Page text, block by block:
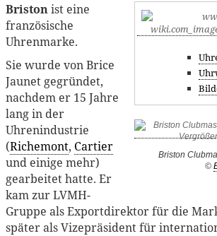
Briston
©
Bristonist eine
französische
Uhrenmarke.
Sie wurde von Brice
Jaunet gegründet,
nachdem er 15 Jahre
lang in der
Uhrenindustrie
(Richemont, Cartier
und einige mehr)
gearbeitet hatte. Er
kam zur LVMH-
Gruppe als Exportdirektor für die
später als Vizepräsident für